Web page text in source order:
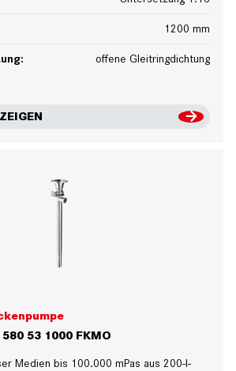
1200 mm
offene Gleitringdichtung
580 53 1000 FKMO
Medien bis 100.000 mPas aus 200-l-